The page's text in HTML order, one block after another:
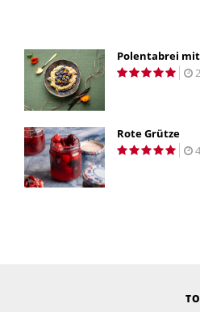
Polentabrei
Rote Grütze